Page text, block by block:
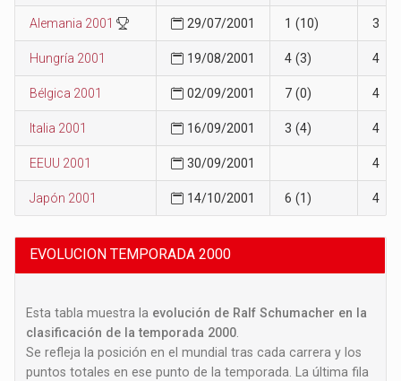
Alemania 2001 29/07/2001 1 (10) 3
Hungría 2001 19/08/2001 4 (3) 4
Bélgica 2001 02/09/2001 7 (0) 4
Italia 2001 16/09/2001 3 (4) 4
EEUU 2001 30/09/2001 4
Japón 2001 14/10/2001 6 (1) 4
EVOLUCION TEMPORADA 2000
Esta tabla muestra la evolución de Ralf Schumacher en la
clasificación de la temporada 2000
Se refleja la posición en el mundial tras cada carrera y los
puntos totales en ese punto de la temporada. La última fila